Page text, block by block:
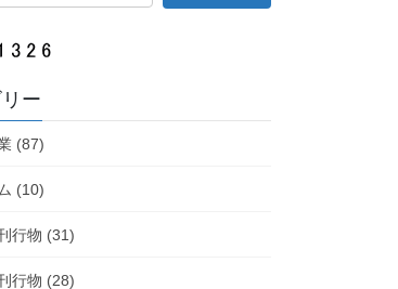
ー
(87)
(10)
行物 (31)
行物 (28)